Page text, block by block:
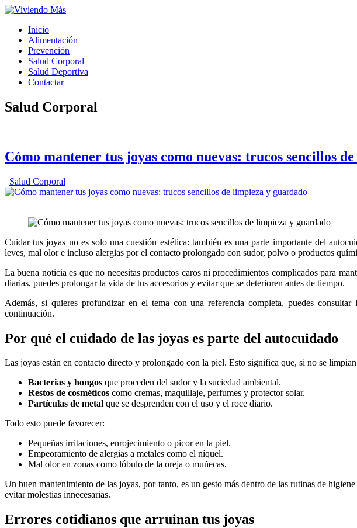
Inicio
Alimentación
Prevención
Salud Corporal
Salud Deportiva
Contactar
Salud Corporal
Cómo mantener tus joyas como nuevas: trucos sencillos
Salud Corporal
Cuidar tus joyas no es solo una cuestión estética: también es una parte importante del
leves, mal olor e incluso alergias por el contacto prolongado con sudor, polvo o productos
La buena noticia es que no necesitas productos caros ni procedimientos complicados para
diarias, puedes prolongar la vida de tus accesorios y evitar que se deterioren antes de tiempo.
Además, si quieres profundizar en el tema con una referencia completa, puedes
continuación.
Por qué el cuidado de las joyas es parte del autocuidado
Las joyas están en contacto directo y prolongado con la piel. Esto significa que, si no se
Bacterias y hongos que proceden del sudor y la suciedad ambiental.
Restos de cosméticos como cremas, maquillaje, perfumes y protector solar.
Partículas de metal que se desprenden con el uso y el roce diario.
Todo esto puede favorecer:
Pequeñas irritaciones, enrojecimiento o picor en la piel.
Empeoramiento de alergias a metales como el níquel.
Mal olor en zonas como lóbulo de la oreja o muñecas.
Un buen mantenimiento de las joyas, por tanto, es un gesto más dentro de las rutinas de
evitar molestias innecesarias.
Errores cotidianos que arruinan tus joyas